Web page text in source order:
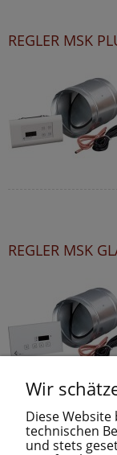
REGLER MSK
REGLER MSK
Wir
Diese
technischen
und stets